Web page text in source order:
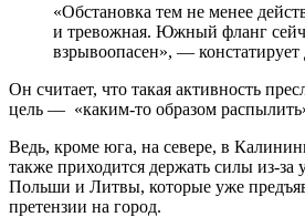
«Обстановка тем не менее
и тревожная. Южный фланг
взрывоопасен», —
Он считает, что такая активность
цель — «каким-то образом
Ведь, кроме юга, на севере, в
также приходится держать силы из-за
Польши и Литвы, которые уже
претензии на город.